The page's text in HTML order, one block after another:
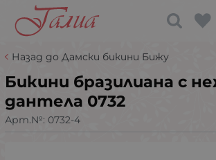
Назад до Дамски бикини Бижу
Бикини бразилиана с
дантела 0732
Арт.№: 0732-4